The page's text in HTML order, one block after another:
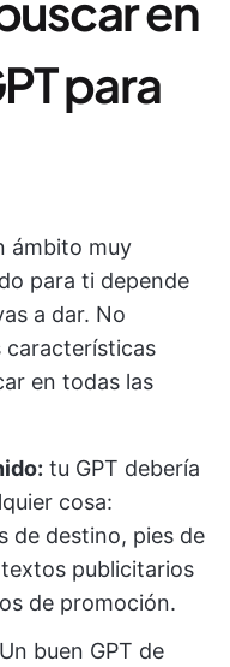
para
ámbito muy
para ti depende
a dar. No
características
en todas las
tu GPT debería
cosa:
de destino, pies de
publicitarios
de promoción.
Un buen GPT de